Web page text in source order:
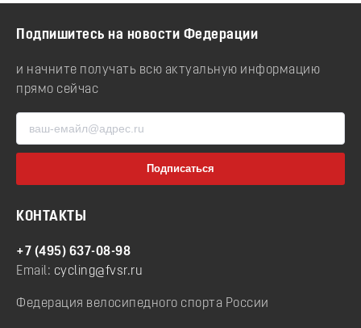
Подпишитесь на новости Федерации
и начните получать всю актуальную информацию
прямо сейчас
КОНТАКТЫ
+7 (495) 637-08-98
Email: cycling@fvsr.ru
Федерация велосипедного спорта России